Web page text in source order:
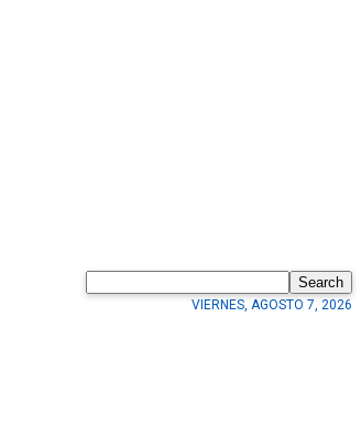
Search
VIERNES, AGOSTO 7, 2026